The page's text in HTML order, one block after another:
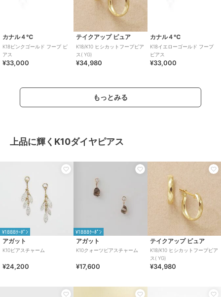
カナル４℃
K18ピンクゴールド フープ ピ
アス
¥33,000
テイクアップ ピュア
K18/K10 ヒシカットフープピア
ス( YG)
¥34,980
カナル４℃
K18イエローゴールド フープ
ピアス
¥33,000
もっとみる
上品に輝くK10ダイヤピアス
¥1888ｸｰﾎﾟﾝ
アガット
K10ピアスチャーム
¥24,200
¥1888ｸｰﾎﾟﾝ
アガット
K10クォーツピアスチャーム
¥17,600
テイクアップ ピュア
K18/K10 ヒシカットフープピア
ス( YG)
¥34,980